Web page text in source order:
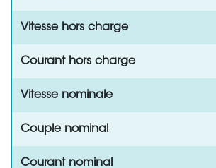
Vitesse hors charge
Courant hors charge
Vitesse nominale
Couple nominal
Courant nominal